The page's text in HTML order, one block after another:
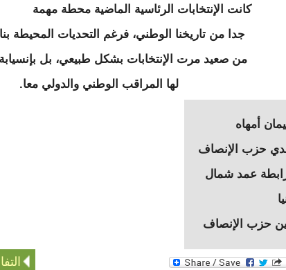
أمهاه
حزب الإنصاف
عمد شمال
حزب الإنصاف
كانت الإنتخابات الرئاسية الماضية محطة مهمة
جدا من تاريخنا الوطني، فرغم التحديات المحيطة
من صعيد مرت الإنتخابات بشكل طبيعي، بل
لها المراقب الوطني والدولي معا.